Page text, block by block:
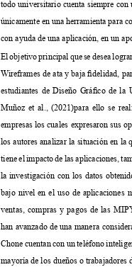
todo universitario cuenta siempre


 
     
     
   
    

    
      
     
   

 